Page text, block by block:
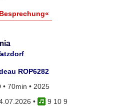
ROP6282
• 70min • 2025
•
9 10 9